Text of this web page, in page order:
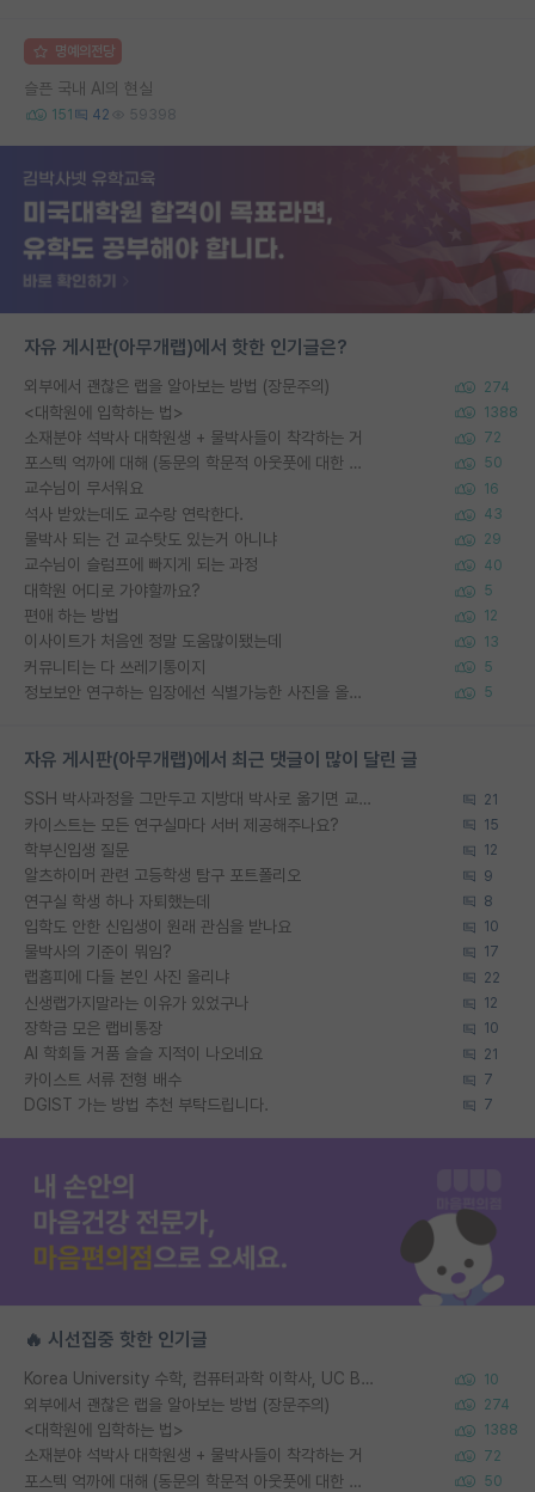
명예의전당
슬픈 국내 AI의 현실
151 42 59398
자유 게시판(아무개랩)에서 핫한 인기글은?
외부에서 괜찮은 랩을 알아보는 방법 (장문주의) 274
<대학원에 입학하는 법> 1388
소재분야 석박사 대학원생 + 물박사들이 착각하는 거 72
포스텍 억까에 대해 (동문의 학문적 아웃풋에 대한 반박) 50
교수님이 무서워요 16
석사 받았는데도 교수랑 연락한다. 43
물박사 되는 건 교수탓도 있는거 아니냐 29
교수님이 슬럼프에 빠지게 되는 과정 40
대학원 어디로 가야할까요? 5
편애 하는 방법 12
이사이트가 처음엔 정말 도움많이됐는데 13
커뮤니티는 다 쓰레기통이지 5
정보보안 연구하는 입장에선 식별가능한 사진을 올리는건 비추이긴함 5
자유 게시판(아무개랩)에서 최근 댓글이 많이 달린 글
SSH 박사과정을 그만두고 지방대 박사로 옮기면 교수의 꿈은 끝일까요? 21
카이스트는 모든 연구실마다 서버 제공해주나요? 15
학부신입생 질문 12
알츠하이머 관련 고등학생 탐구 포트폴리오 9
연구실 학생 하나 자퇴했는데 8
입학도 안한 신입생이 원래 관심을 받나요 10
물박사의 기준이 뭐임? 17
랩홈피에 다들 본인 사진 올리냐 22
신생랩가지말라는 이유가 있었구나 12
장학금 모은 랩비통장 10
AI 학회들 거품 슬슬 지적이 나오네요 21
카이스트 서류 전형 배수 7
DGIST 가는 방법 추천 부탁드립니다. 7
🔥 시선집중 핫한 인기글
Korea University 수학, 컴퓨터과학 이학사, UC Berkeley 산업공학 대학원 공학박사가 되는 것은 쉽지 않겠죠? 10
외부에서 괜찮은 랩을 알아보는 방법 (장문주의) 274
<대학원에 입학하는 법> 1388
소재분야 석박사 대학원생 + 물박사들이 착각하는 거 72
포스텍 억까에 대해 (동문의 학문적 아웃풋에 대한 반박) 50